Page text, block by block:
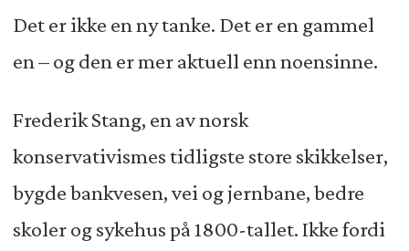
Det er ikke en ny tanke. Det er en gammel
en – og den er mer aktuell enn noensinne.
Frederik Stang, en av norsk
konservativismes tidligste store skikkelser,
bygde bankvesen, vei og jernbane, bedre
skoler og sykehus på 1800-tallet. Ikke fordi